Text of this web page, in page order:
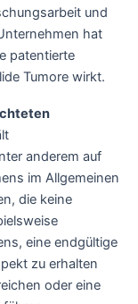
und
hat
patentierte
Tumore wirkt.
anderem auf
im Allgemeinen
die keine
eine endgültige
zu erhalten
oder eine